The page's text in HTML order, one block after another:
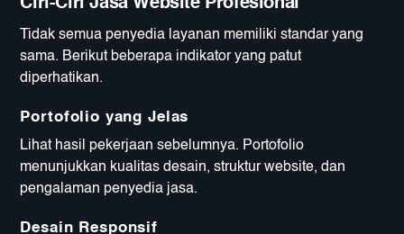
Ciri-Ciri Jasa Website Profesional
Tidak semua penyedia layanan memiliki standar yang
sama. Berikut beberapa indikator yang patut
diperhatikan.
Portofolio yang Jelas
Lihat hasil pekerjaan sebelumnya. Portofolio
menunjukkan kualitas desain, struktur website, dan
pengalaman penyedia jasa.
Desain Responsif